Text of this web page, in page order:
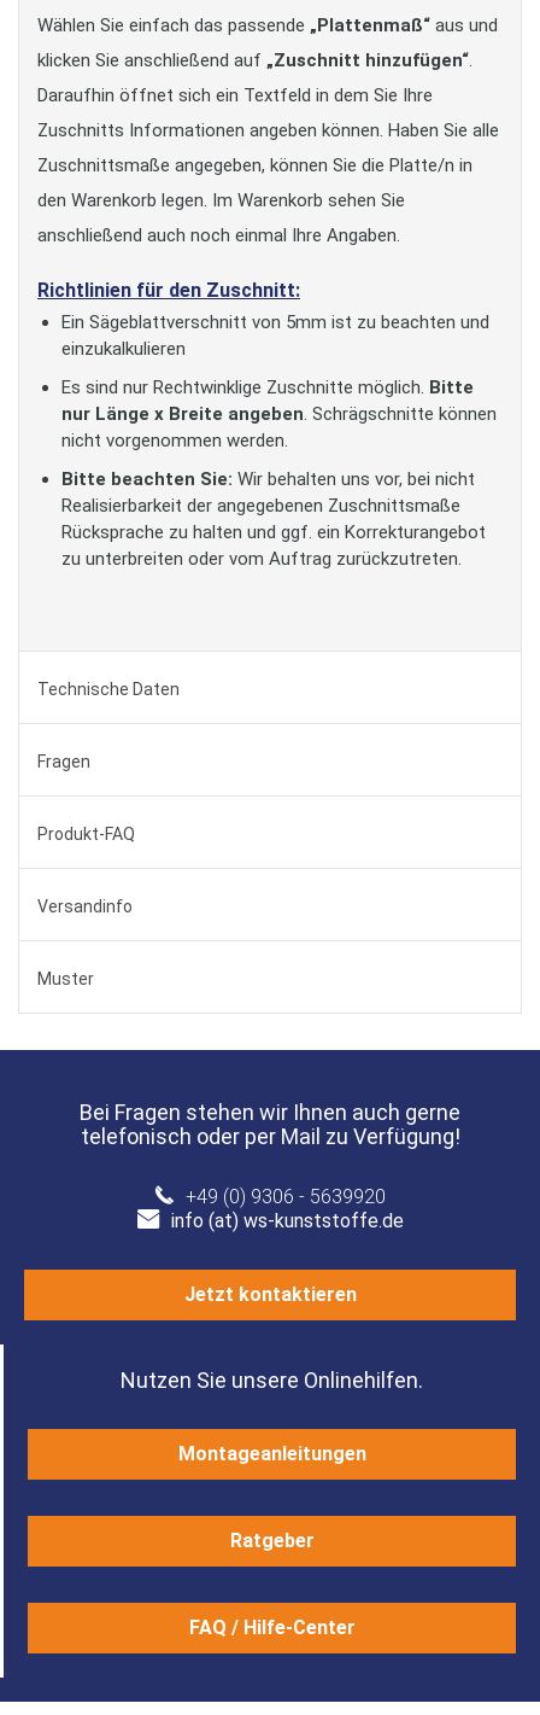
Wählen Sie einfach das passende „Plattenmaß“ aus und
klicken Sie anschließend auf „Zuschnitt hinzufügen“.
Daraufhin öffnet sich ein Textfeld in dem Sie Ihre
Zuschnitts Informationen angeben können. Haben Sie alle
Zuschnittsmaße angegeben, können Sie die Platte/n in
den Warenkorb legen. Im Warenkorb sehen Sie
anschließend auch noch einmal Ihre Angaben.
Richtlinien für den Zuschnitt:
Ein Sägeblattverschnitt von 5mm ist zu beachten und
einzukalkulieren
Es sind nur Rechtwinklige Zuschnitte möglich. Bitte
nur Länge x Breite angeben. Schrägschnitte können
nicht vorgenommen werden.
Bitte beachten Sie: Wir behalten uns vor, bei nicht
Realisierbarkeit der angegebenen Zuschnittsmaße
Rücksprache zu halten und ggf. ein Korrekturangebot
zu unterbreiten oder vom Auftrag zurückzutreten.
Technische Daten
Fragen
Produkt-FAQ
Versandinfo
Muster
Bei Fragen stehen wir Ihnen auch gerne
telefonisch oder per Mail zu Verfügung!
+49 (0) 9306 - 5639920
info (at) ws-kunststoffe.de
Jetzt kontaktieren
Nutzen Sie unsere Onlinehilfen.
Montageanleitungen
Ratgeber
FAQ / Hilfe-Center